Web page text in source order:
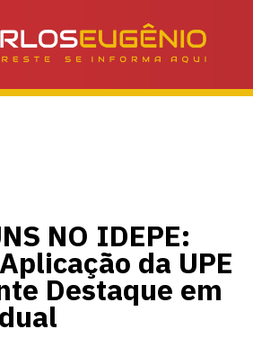
NO IDEPE:
da UPE
Destaque em